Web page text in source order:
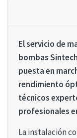
El servicio de
bombas
puesta en
rendimiento
técnicos
profesionales
La instalación